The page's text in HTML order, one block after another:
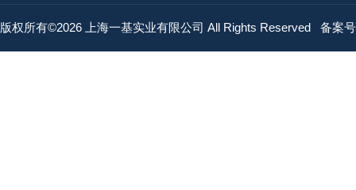
版权所有©2026 上海一基实业有限公司 All Rights Reserved 备案